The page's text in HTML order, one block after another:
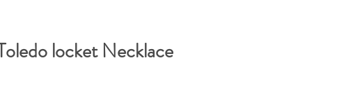
locket Necklace